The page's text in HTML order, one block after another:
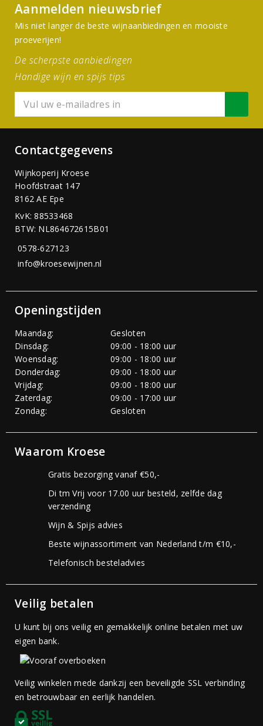
Aanmelden nieuwsbrief
Mis niet langer de beste wijnaanbiedingen en mooiste
proeverijen!
De scherpste aanbiedingen
Handige wijn en spijs tips
Contactgegevens
Wijnkoperij Kroese
Hoofdstraat 147
8162 AE Epe
KvK: 88533468
BTW: NL864672615B01
0578-627123
info@kroesewijnen.nl
Openingstijden
Maandag:
Gesloten
Dinsdag:
09:00 - 18:00 uur
Woensdag:
09:00 - 18:00 uur
Donderdag:
09:00 - 18:00 uur
Vrijdag:
09:00 - 18:00 uur
Zaterdag:
09:00 - 17:00 uur
Zondag:
Gesloten
Waarom Kroese
Gratis bezorging vanaf €50,-
Di tm Vrij voor 17.00 uur besteld, zelfde dag
verzending
Wijn & Spijs advies
Beste wijnassortiment van Nederland t/m €10,-
Telefonisch besteladvies
Veilig betalen
U kunt bij ons veilig en gemakkelijk online betalen met uw
eigen bank.
Veilig winkelen mede dankzij een beveiligde SSL verbinding
en betrouwbaar en eerlijk handelen.